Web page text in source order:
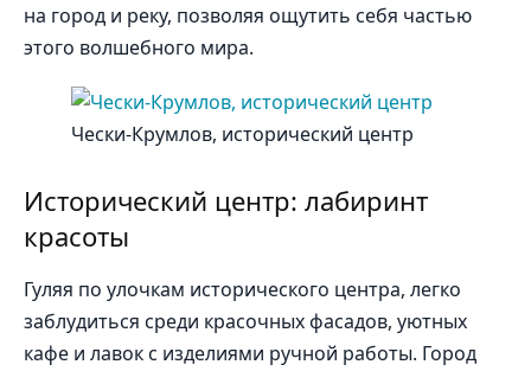
на город и реку, позволяя ощутить себя частью
этого волшебного мира.
Чески-Крумлов, исторический центр
Исторический центр: лабиринт
красоты
Гуляя по улочкам исторического центра, легко
заблудиться среди красочных фасадов, уютных
кафе и лавок с изделиями ручной работы. Город